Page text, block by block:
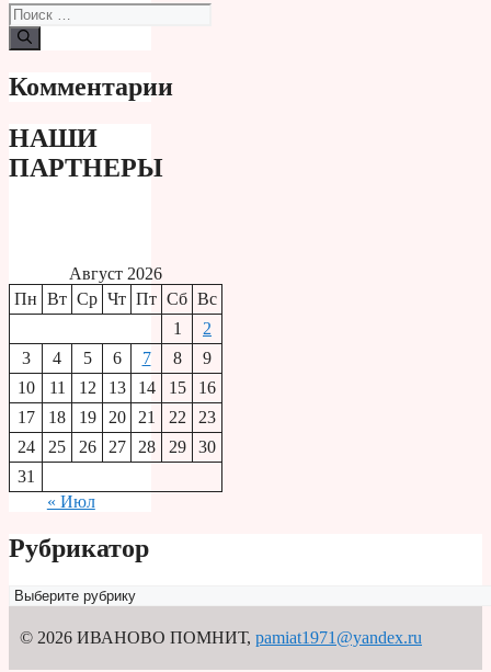
Поиск:
Комментарии
НАШИ
ПАРТНЕРЫ
Август 2026
Пн Вт Ср Чт Пт Сб Вс
1
2
3
4 5 6 7 8
9
10
11 12 13 14 15
16
17
18 19 20 21 22
23
24
25 26 27 28 29
30
31
« Июл
Рубрикатор
Рубрикатор
© 2026 ИВАНОВО ПОМНИТ, pamiat1971@yandex.ru